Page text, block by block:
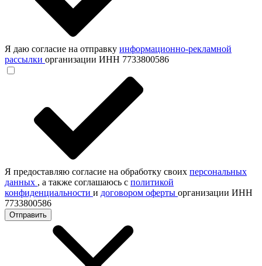
Я даю согласие на отправку информационно-рекламной
рассылки организации ИНН 7733800586
Я предоставляю согласие на обработку своих персональных
данных , а также соглашаюсь с политикой
конфиденциальности и договором оферты организации ИНН
7733800586
Отправить